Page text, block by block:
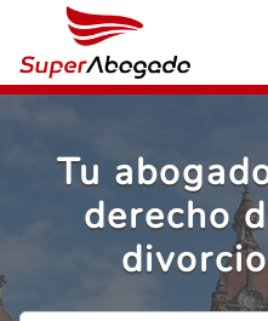
Tu
derecho